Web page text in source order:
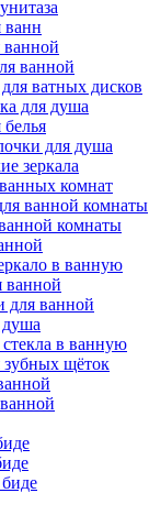
ванн
ванной
ватных дисков
для душа
для душа
зеркала
комнат
ванной комнаты
комнаты
в ванную
ванной
для ванной
в ванную
щёток